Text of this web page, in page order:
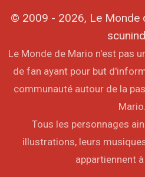
© 2009 - 2026, Le Monde
Le Monde de Mario n'est pas
de fan ayant pour but
communauté autour de la
Mario.
Tous les personnages
illustrations, leurs
appartiennent